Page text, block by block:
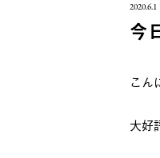
2020.6.1
今
こん
大好